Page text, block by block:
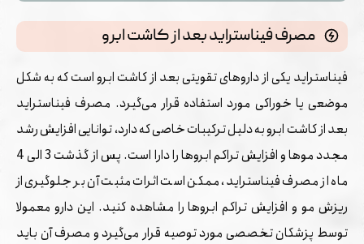
مصرف فیناستراید بعد از کاشت ابرو
فیناستراید یکی از داروهای تقویتی بعد از کاشت ابرو است که به شکل
موضعی یا خوراکی مورد استفاده قرار می‌گیرد. مصرف فیناستراید
بعد از کاشت ابرو به دلیل ترکیبات خاصی که دارد، توانایی افزایش رشد
مجدد موها و افزایش تراکم ابروها را دارا است. پس از گذشت 3 الی 4
ماه از مصرف فیناستراید، ممکن است اثرات مثبت آن بر جلوگیری از
ریزش مو و افزایش تراکم ابروها را مشاهده کنید. این دارو معمولا
توسط پزشکان تخصصی مورد توصیه قرار می‌گیرد و مصرف آن باید